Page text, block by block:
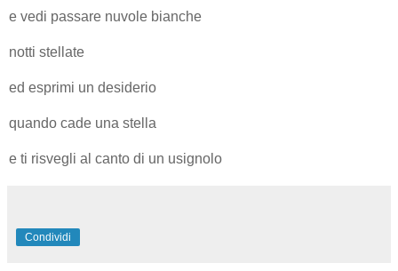
e vedi passare nuvole bianche
notti stellate
ed esprimi un desiderio
quando cade una stella
e ti risvegli al canto di un usignolo
Condividi